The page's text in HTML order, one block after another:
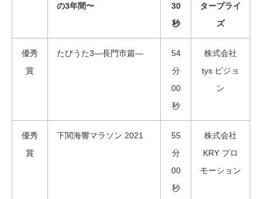
の3年間〜
30
秒
タープライ
ズ
優秀
賞
たびうた3―長門市篇―
54
分
00
秒
株式会社
tys ビジョ
ン
優秀
賞
下関海響マラソン 2021
55
分
00
秒
株式会社
KRY プロ
モーション